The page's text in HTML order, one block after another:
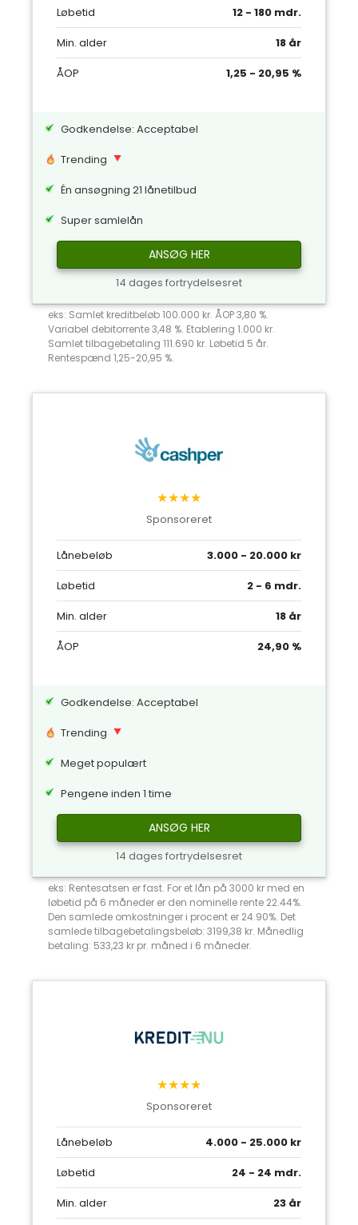
Løbetid
12 - 180 mdr.
Min. alder
18 år
ÅOP
1,25 - 20,95 %
Godkendelse: Acceptabel
Trending
Én ansøgning 21 lånetilbud
Super samlelån
ANSØG HER
14 dages fortrydelsesret
eks: Samlet kreditbeløb 100.000 kr. ÅOP 3,80 %.
Variabel debitorrente 3,48 %. Etablering 1.000 kr.
Samlet tilbagebetaling 111.690 kr. Løbetid 5 år.
Rentespænd 1,25-20,95 %.
★★★★
Sponsoreret
Lånebeløb
3.000 - 20.000 kr
Løbetid
2 - 6 mdr.
Min. alder
18 år
ÅOP
24,90 %
Godkendelse: Acceptabel
Trending
Meget populært
Pengene inden 1 time
ANSØG HER
14 dages fortrydelsesret
eks: Rentesatsen er fast. For et lån på 3000 kr med en
løbetid på 6 måneder er den nominelle rente 22.44%.
Den samlede omkostninger i procent er 24.90%. Det
samlede tilbagebetalingsbeløb: 3199,38 kr. Månedlig
betaling: 533,23 kr pr. måned i 6 måneder.
★★★★
Sponsoreret
Lånebeløb
4.000 - 25.000 kr
Løbetid
24 - 24 mdr.
Min. alder
23 år